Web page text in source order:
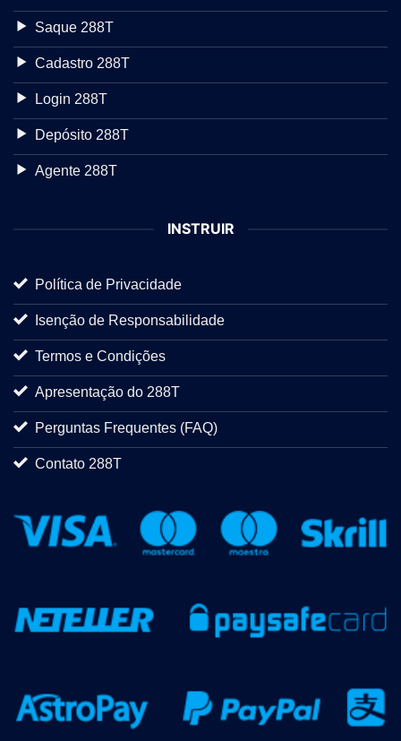
Saque 288T
Cadastro 288T
Login 288T
Depósito 288T
Agente 288T
INSTRUIR
Política de Privacidade
Isenção de Responsabilidade
Termos e Condições
Apresentação do 288T
Perguntas Frequentes (FAQ)
Contato 288T